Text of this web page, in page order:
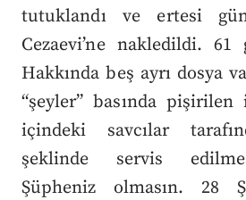
tutuklandı ve ertesi
Cezaevi’ne nakledildi.
Hakkında beş ayrı dosya
“şeyler” basında
içindeki savcılar
şeklinde servis
Şüpheniz olmasın. 28